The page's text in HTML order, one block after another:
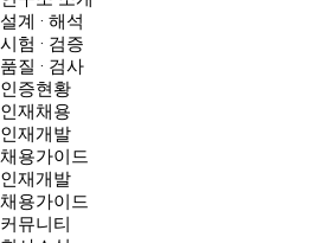
설계 · 해석
시험 · 검증
품질 · 검사
인증현황
인재채용
인재개발
채용가이드
인재개발
채용가이드
커뮤니티